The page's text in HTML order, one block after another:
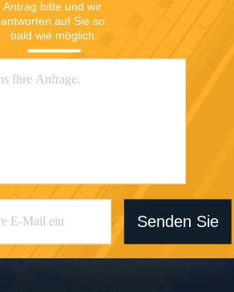
Antrag bitte und wir
antworten auf Sie so
bald wie möglich.
Senden Sie